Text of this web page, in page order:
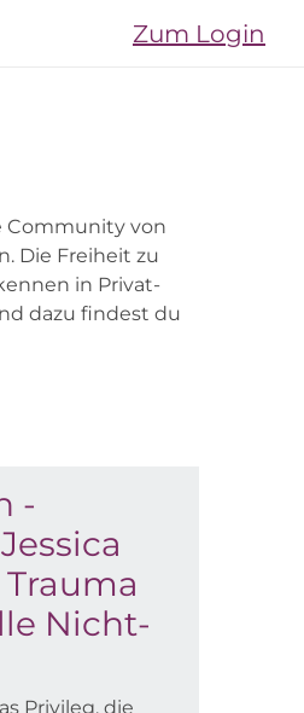
Zum Login
Community von
Die Freiheit zu
in Privat-
dazu findest du
-
Nicht-
Privileg, die